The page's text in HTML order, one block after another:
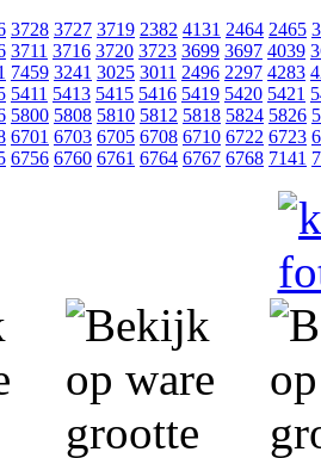
3728 3727 3719 2382 4131 2464 2465
3711 3716 3720 3723 3699 3697 4039
7459 3241 3025 3011 2496 2297 4283
5411 5413 5415 5416 5419 5420 5421
5800 5808 5810 5812 5818 5824 5826
6701 6703 6705 6708 6710 6722 6723
6756 6760 6761 6764 6767 6768 7141